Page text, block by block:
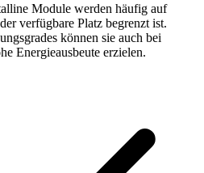
Module werden häufig auf
verfügbare Platz begrenzt ist.
können sie auch bei
Energieausbeute erzielen.